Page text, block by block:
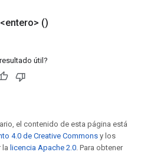
()
útil?
el contenido de esta página está
4.0 de Creative Commons y los
la licencia Apache 2.0. Para obtener